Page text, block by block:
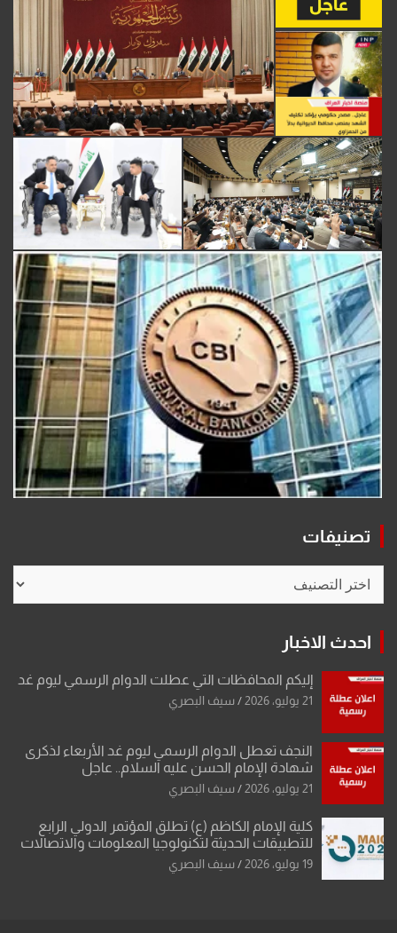
تصنيفات
احدث الاخبار
إليكم المحافظات التي عطلت الدوام الرسمي ليوم غد
21 يوليو، 2026 سيف البصري
النجف تعطل الدوام الرسمي ليوم غد الأربعاء لذكرى
شهادة الإمام الحسن عليه السلام.. عاجل
21 يوليو، 2026 سيف البصري
كلية الإمام الكاظم (ع) تطلق المؤتمر الدولي الرابع
للتطبيقات الحديثة لتكنولوجيا المعلومات والاتصالات
19 يوليو، 2026 سيف البصري